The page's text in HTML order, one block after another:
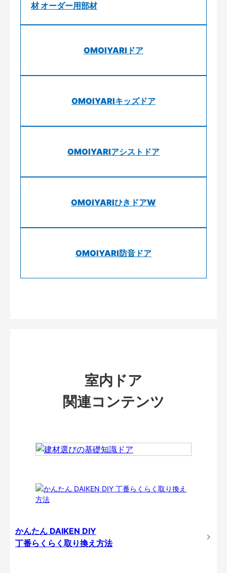
材 オーダー用部材
OMOIYARIドア
OMOIYARIキッズドア
OMOIYARIアシストドア
OMOIYARIひきドアW
OMOIYARI防音ドア
室内ドア
関連コンテンツ
かんたん DAIKEN DIY
丁番らくらく取り換え方法